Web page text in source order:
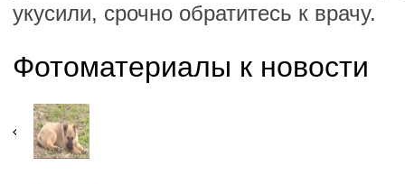
укусили, срочно обратитесь к врачу.
Фотоматериалы к новости